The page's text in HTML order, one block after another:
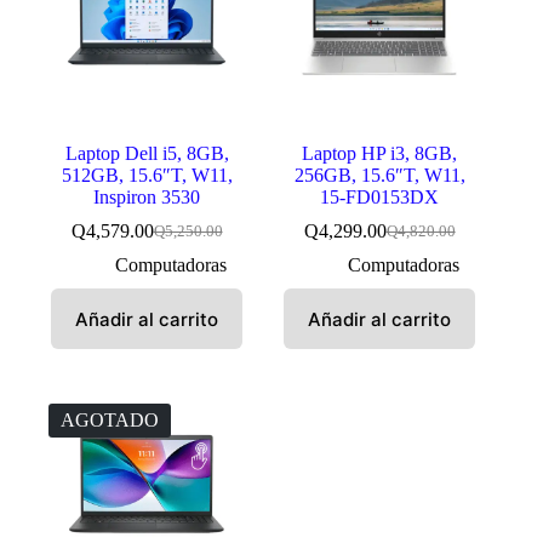
Laptop Dell i5, 8GB,
512GB, 15.6″T, W11,
Inspiron 3530
Q5,250.00
El
precio
original
Q5,250.00.
Q4,579.00El
precio
actual
Q4,579.00.
Computadoras
Añadir al carrito
Laptop HP i3, 8GB,
256GB, 15.6″T, W11,
15-FD0153DX
Q4,820.00
El
precio
original
Q4,820.00.
Q4,299.00El
precio
actual
Q4,299.00.
Computadoras
Añadir al carrito
AGOTADO